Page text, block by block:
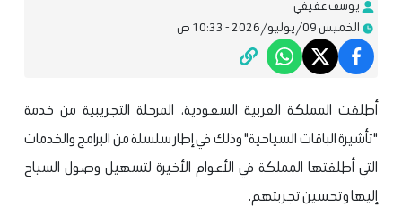
يوسف عفيفي
الخميس 09/يوليو/2026 - 10:33 ص
أطلقت المملكة العربية السعودية، المرحلة التجريبية من خدمة
"تأشيرة الباقات السياحية" وذلك في إطار سلسلة من البرامج والخدمات
التي أطلقتها المملكة في الأعوام الأخيرة لتسهيل وصول السياح
إليها وتحسين تجربتهم.